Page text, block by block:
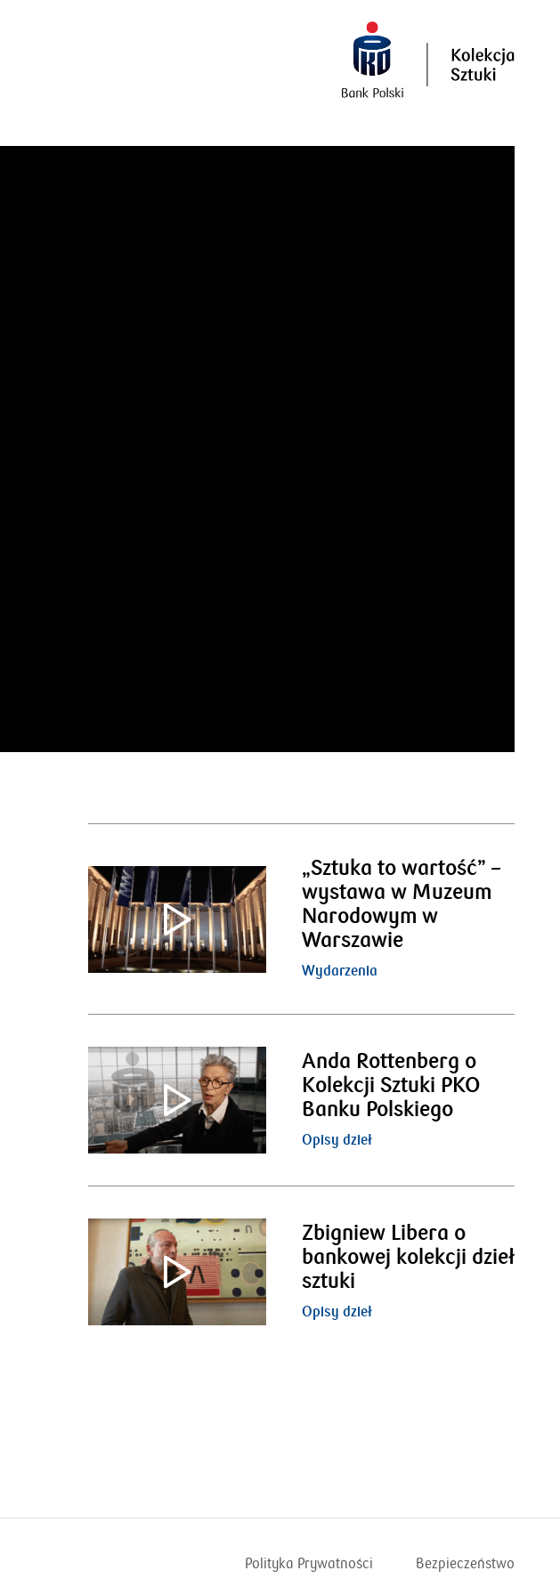
„Sztuka to wartość” –
wystawa w Muzeum
Narodowym w
Warszawie
Wydarzenia
Anda Rottenberg o
Kolekcji Sztuki PKO
Banku Polskiego
Opisy dzieł
Zbigniew Libera o
bankowej kolekcji dzieł
sztuki
Opisy dzieł
Polityka Prywatności Bezpieczeństwo